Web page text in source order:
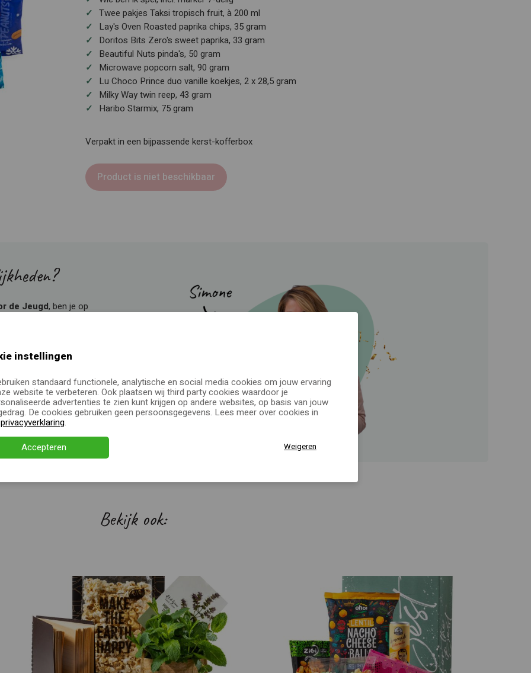
Twee pakjes Taksi tropisch fruit, à 200 ml
Lay's Oven Roasted paprika chips, 35 gram
Doritos Bits Zero's sweet paprika, 33 gram
Beautiful Nuts pinda's, 50 gram
Microwave popcorn salt, 90 gram
Lu Choco Prince duo vanille koekjes, 2 x 28,5 gram
Milky Way twin reep, 43 gram
Haribo Starmix, 75 gram
Verpakt in een bijpassende kerst-kofferbox
Product is niet beschikbaar
de Jeugd, ben je op
laten
aan of neem
Bekijk ook:
instellingen
standaard functionele, analytische en social media cookies om jouw ervaring
website te verbeteren. Ook plaatsen wij third party cookies waardoor je
advertenties te zien kunt krijgen op andere websites, op basis van jouw
De cookies gebruiken geen persoonsgegevens. Lees meer over cookies in
privacyverklaring.
Accepteren
Weigeren